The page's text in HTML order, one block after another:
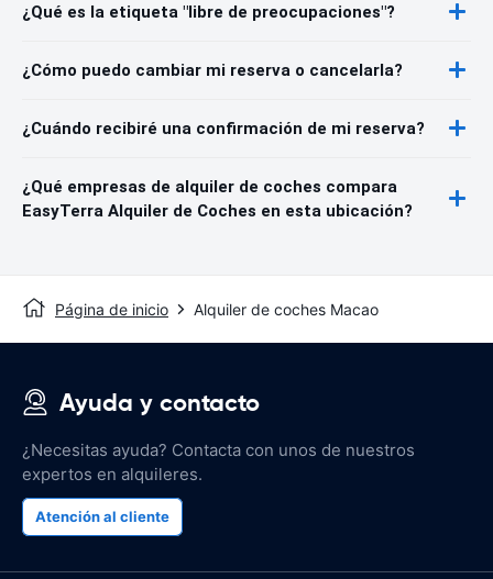
¿Qué es la etiqueta "libre de preocupaciones"?
¿Cómo puedo cambiar mi reserva o cancelarla?
¿Cuándo recibiré una confirmación de mi reserva?
¿Qué empresas de alquiler de coches compara
EasyTerra Alquiler de Coches en esta ubicación?
Página de inicio Alquiler de coches Macao
Ayuda y contacto
¿Necesitas ayuda? Contacta con unos de nuestros
expertos en alquileres.
Atención al cliente